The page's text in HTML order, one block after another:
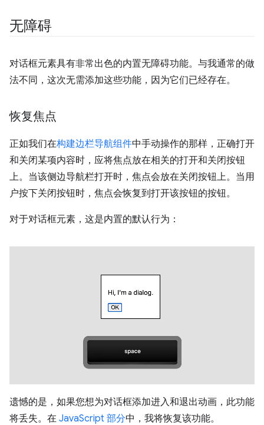
无障碍
对话框元素具有非常出色的内置无障碍功能。与我通常的做
法不同，这次无需添加这些功能，因为它们已经存在。
恢复焦点
正如我们在构建边栏导航组件中手动操作的那样，正确打开
和关闭某项内容时，应将焦点放在相关的打开和关闭按钮
上。当该侧边导航栏打开时，焦点会放在关闭按钮上。当用
户按下关闭按钮时，焦点会恢复到打开该按钮的按钮。
对于对话框元素，这是内置的默认行为：
遗憾的是，如果您想为对话框添加进入和退出动画，此功能
将丢失。在 JavaScript 部分中，我将恢复该功能。